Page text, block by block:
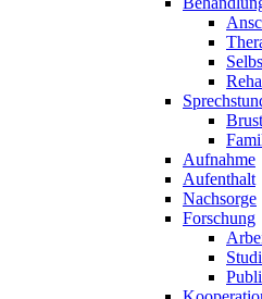
Aufnahme
Aufenthalt
Nachsorge
Forschung